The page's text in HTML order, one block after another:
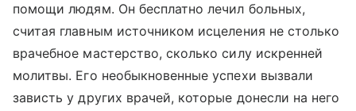
помощи людям. Он бесплатно лечил больных,
считая главным источником исцеления не столько
врачебное мастерство, сколько силу искренней
молитвы. Его необыкновенные успехи вызвали
зависть у других врачей, которые донесли на него